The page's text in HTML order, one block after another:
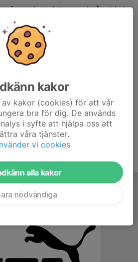
fys och avslutar med något kul
som har möjlighet (är man
direkt).
kakor
av kakor (cookies) för att vår
bra för dig. De används
i syfte att hjälpa oss att
våra tjänster.
vi cookies
alla kakor
nödvändiga